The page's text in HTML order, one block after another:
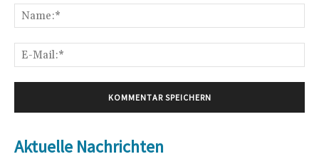
Aktuelle Nachrichten